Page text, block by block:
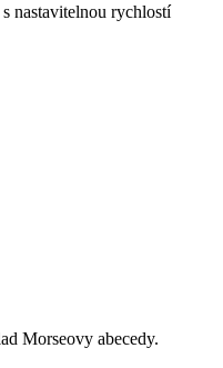
nastavitelnou rychlostí
Morseovy abecedy.